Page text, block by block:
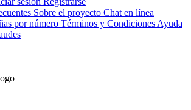
Sobre el proyecto Chat en línea
por número Términos y Condiciones Ayuda